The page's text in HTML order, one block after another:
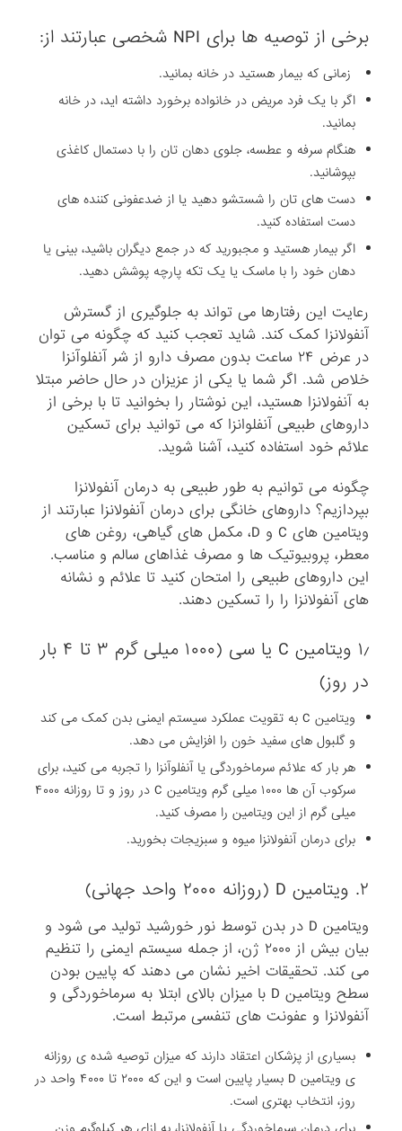
برخی از توصیه ها برای NPI شخصی عبارتند از:
زمانی که بیمار هستید در خانه بمانید.
اگر با یک فرد مریض در خانواده برخورد داشته اید، در خانه
بمانید.
هنگام سرفه و عطسه، جلوی دهان تان را با دستمال کاغذی
بپوشانید.
دست های تان را شستشو دهید یا از ضدعفونی کننده های
دست استفاده کنید.
اگر بیمار هستید و مجبورید که در جمع دیگران باشید، بینی یا
دهان خود را با ماسک یا یک تکه پارچه پوشش دهید.
رعایت این رفتارها می تواند به جلوگیری از گسترش
آنفولانزا کمک کند. شاید تعجب کنید که چگونه می توان
در عرض ۲۴ ساعت بدون مصرف دارو از شر آنفلوآنزا
خلاص شد. اگر شما یا یکی از عزیزان در حال حاضر مبتلا
به آنفولانزا هستید، این نوشتار را بخوانید تا با برخی از
داروهای طبیعی آنفلوانزا که می توانید برای تسکین
علائم خود استفاده کنید، آشنا شوید.
چگونه می توانیم به طور طبیعی به درمان آنفولانزا
بپردازیم؟ داروهای خانگی برای درمان آنفولانزا عبارتند از
ویتامین های C و D، مکمل های گیاهی، روغن های
معطر، پروبیوتیک ها و مصرف غذاهای سالم و مناسب.
این داروهای طبیعی را امتحان کنید تا علائم و نشانه
های آنفولانزا را را تسکین دهند.
۱٫ ویتامین C یا سی (۱۰۰۰ میلی گرم ۳ تا ۴ بار
در روز)
ویتامین C به تقویت عملکرد سیستم ایمنی بدن کمک می کند
و گلبول های سفید خون را افزایش می دهد.
هر بار که علائم سرماخوردگی یا آنفلوآنزا را تجربه می کنید، برای
سرکوب آن ها ۱۰۰۰ میلی گرم ویتامین C در روز و تا روزانه ۴۰۰۰
میلی گرم از این ویتامین را مصرف کنید.
برای درمان آنفولانزا میوه و سبزیجات بخورید.
۲. ویتامین D (روزانه ۲۰۰۰ واحد جهانی)
ویتامین D در بدن توسط نور خورشید تولید می شود و
بیان بیش از ۲۰۰۰ ژن، از جمله سیستم ایمنی را تنظیم
می کند. تحقیقات اخیر نشان می دهند که پایین بودن
سطح ویتامین D با میزان بالای ابتلا به سرماخوردگی و
آنفولانزا و عفونت های تنفسی مرتبط است.
بسیاری از پزشکان اعتقاد دارند که میزان توصیه شده ی روزانه
ی ویتامین D بسیار پایین است و این که ۲۰۰۰ تا ۴۰۰۰ واحد در
روز، انتخاب بهتری است.